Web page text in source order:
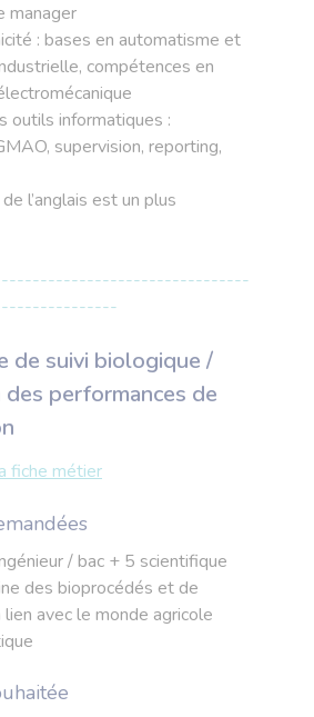
manager
: bases en automatisme et
compétences en
outils informatiques :
supervision, reporting,
l’anglais est un plus
de suivi biologique /
performances de
fiche métier
/ bac + 5 scientifique
des bioprocédés et de
avec le monde agricole